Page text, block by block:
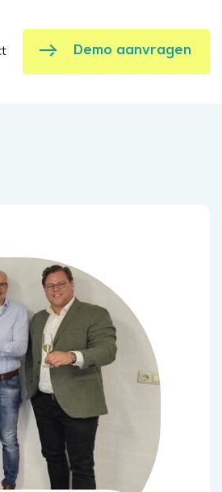
Demo aanvragen